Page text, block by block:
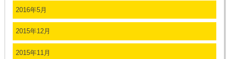
2016年5月
2015年12月
2015年11月